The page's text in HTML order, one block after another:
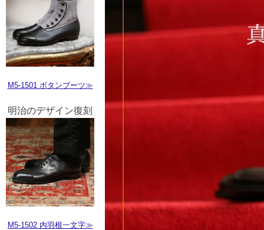
M5-1501 ボタンブーツ≫
明治のデザイン復刻
M5-1502 内羽根一文字≫